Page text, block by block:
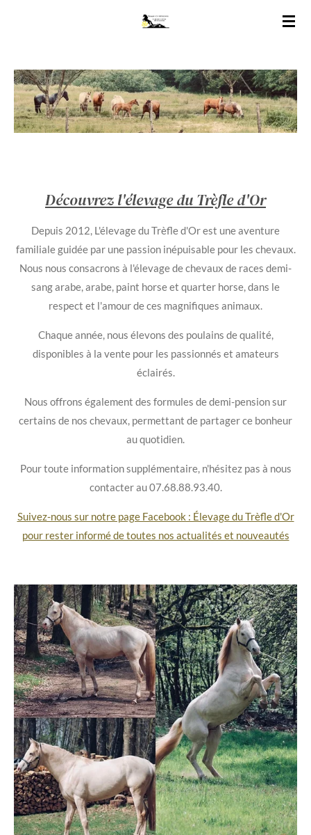
principal
Découvrez l'élevage du Trèfle d'Or
Depuis 2012, L'élevage du Trèfle d'Or est une aventure
familiale guidée par une passion inépuisable pour les chevaux.
Nous nous consacrons à l'élevage de chevaux de races demi-
sang arabe, arabe, paint horse et quarter horse, dans le
respect et l'amour de ces magnifiques animaux.
Chaque année, nous élevons des poulains de qualité,
disponibles à la vente pour les passionnés et amateurs
éclairés.
Nous offrons également des formules de demi-pension sur
certains de nos chevaux, permettant de partager ce bonheur
au quotidien.
Pour toute information supplémentaire, n'hésitez pas à nous
contacter au 07.68.88.93.40.
Suivez-nous sur notre page Facebook : Élevage du Trèfle d'Or
pour rester informé de toutes nos actualités et nouveautés